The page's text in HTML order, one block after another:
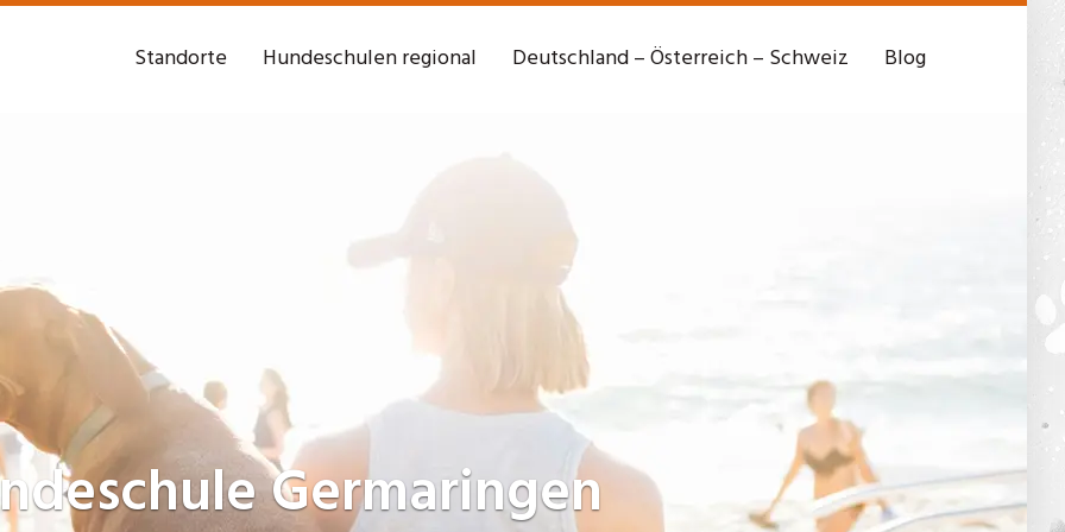
Standorte Hundeschulen regional Deutschland – Österreich – Schweiz Blog
Germaringen